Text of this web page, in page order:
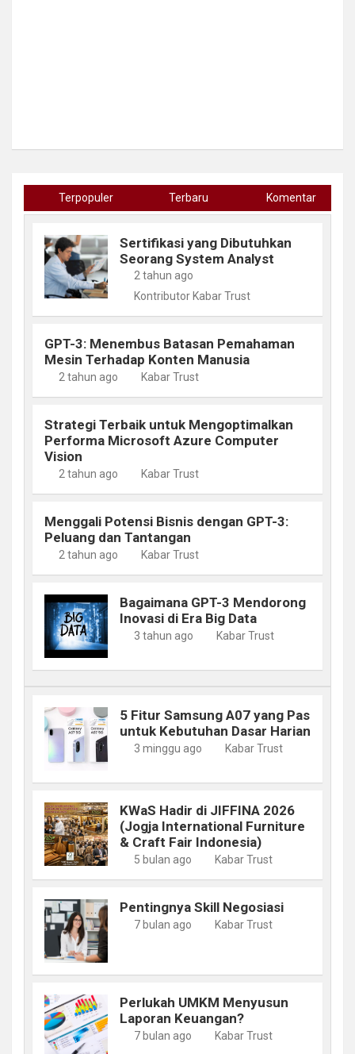
Terpopuler Terbaru Komentar
Sertifikasi yang Dibutuhkan
Seorang System Analyst
2 tahun ago
Kontributor Kabar Trust
GPT-3: Menembus Batasan Pemahaman
Mesin Terhadap Konten Manusia
2 tahun ago Kabar Trust
Strategi Terbaik untuk Mengoptimalkan
Performa Microsoft Azure Computer
Vision
2 tahun ago Kabar Trust
Menggali Potensi Bisnis dengan GPT-3:
Peluang dan Tantangan
2 tahun ago Kabar Trust
Bagaimana GPT-3 Mendorong
Inovasi di Era Big Data
3 tahun ago Kabar Trust
5 Fitur Samsung A07 yang Pas
untuk Kebutuhan Dasar Harian
3 minggu ago Kabar Trust
KWaS Hadir di JIFFINA 2026
(Jogja International Furniture
& Craft Fair Indonesia)
5 bulan ago Kabar Trust
Pentingnya Skill Negosiasi
7 bulan ago Kabar Trust
Perlukah UMKM Menyusun
Laporan Keuangan?
7 bulan ago Kabar Trust